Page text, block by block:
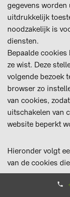
gegevens
uitdrukkelijk
noodzakelijk is
diensten.
Bepaalde
ze wist. Deze
volgende bezoek
browser zo
van cookies,
uitschakelen van
website beperkt
Hieronder volgt
van de cookies
a. Functionele